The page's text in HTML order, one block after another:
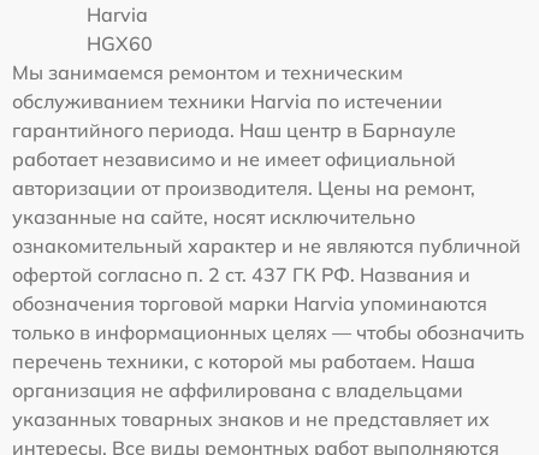
Harvia
HGX60
Мы занимаемся ремонтом и техническим
обслуживанием техники Harvia по истечении
гарантийного периода. Наш центр в Барнауле
работает независимо и не имеет официальной
авторизации от производителя. Цены на ремонт,
указанные на сайте, носят исключительно
ознакомительный характер и не являются публичной
офертой согласно п. 2 ст. 437 ГК РФ. Названия и
обозначения торговой марки Harvia упоминаются
только в информационных целях — чтобы обозначить
перечень техники, с которой мы работаем. Наша
организация не аффилирована с владельцами
указанных товарных знаков и не представляет их
интересы. Все виды ремонтных работ выполняются